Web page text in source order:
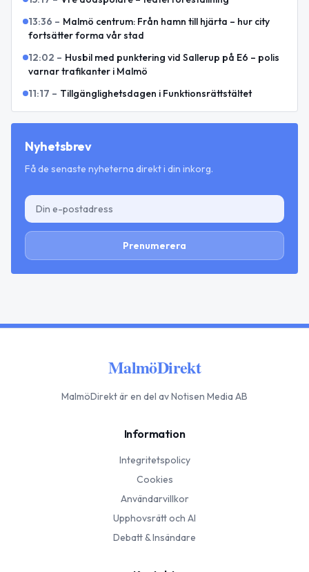
13:36 – Malmö centrum: Från hamn till hjärta – hur city
fortsätter forma vår stad
12:02 – Husbil med punktering vid Sallerup på E6 – polis
varnar trafikanter i Malmö
11:17 – Tillgänglighetsdagen i Funktionsrättstältet
Nyhetsbrev
Få de senaste nyheterna direkt i din inkorg.
Prenumerera
MalmöDirekt
MalmöDirektär en del av Notisen Media AB
Information
Integritetspolicy
Cookies
Användarvillkor
Upphovsrätt och AI
Debatt & Insändare